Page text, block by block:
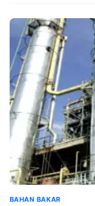
BAHAN BAKAR